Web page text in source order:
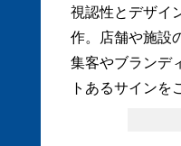
視認性とデザイ
作。店舗や施設
集客やブランデ
トあるサインを